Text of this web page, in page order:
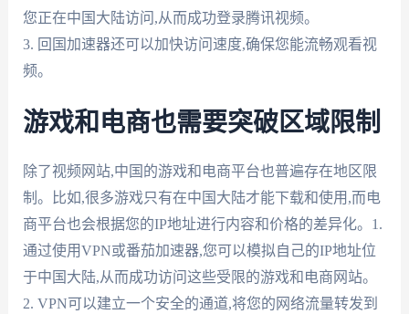
您正在中国大陆访问,从而成功登录腾讯视频。
3. 回国加速器还可以加快访问速度,确保您能流畅观看视
频。
游戏和电商也需要突破区域限制
除了视频网站,中国的游戏和电商平台也普遍存在地区限
制。比如,很多游戏只有在中国大陆才能下载和使用,而电
商平台也会根据您的IP地址进行内容和价格的差异化。1.
通过使用VPN或番茄加速器,您可以模拟自己的IP地址位
于中国大陆,从而成功访问这些受限的游戏和电商网站。
2. VPN可以建立一个安全的通道,将您的网络流量转发到